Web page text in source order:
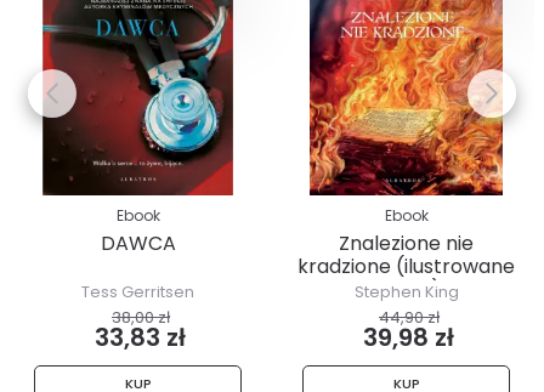
Ebook
DAWCA
Tess Gerritsen
38,00 zł
33,83 zł
KUP
Ebook
Znalezione nie
kradzione (ilustrowane
brzegi)
Stephen King
44,90 zł
39,98 zł
KUP